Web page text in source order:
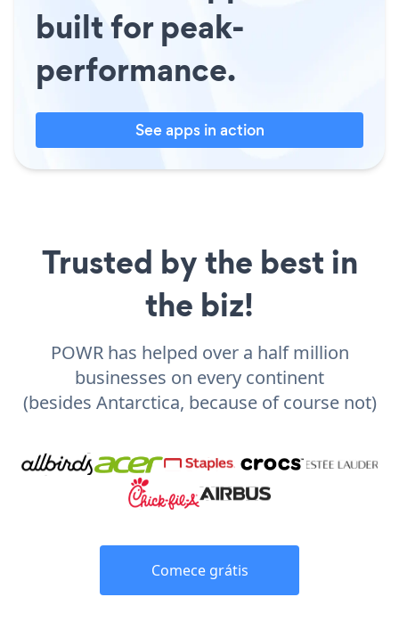
built for peak-
performance.
See apps in action
Trusted by the best in
the biz!
POWR has helped over a half million
businesses on every continent
(besides Antarctica, because of course not)
Comece grátis